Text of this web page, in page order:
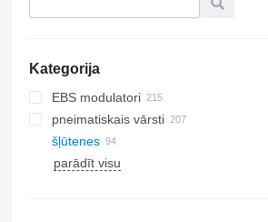
Kategorija
EBS modulatori
pneimatiskais vārsti
šļūtenes
parādīt visu